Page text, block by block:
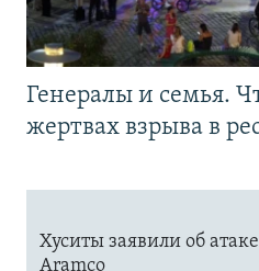
Генералы и семья.
жертвах взрыва в